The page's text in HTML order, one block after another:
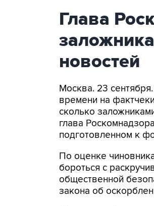
Глава
новостей
Москва. 23
времени на
сколько
глава
подготовленном к
По оценке
бороться с
общественной
закона об